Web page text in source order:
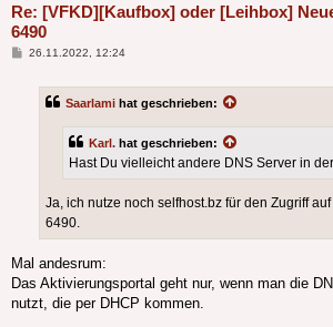
Re: [VFKD][Kaufbox] oder [Leihbox]
6490
Beitrag
26.11.2022, 12:24
Saarlami hat geschrieben:
Karl. hat geschrieben:
Hast Du vielleicht andere DNS Server in
Ja, ich nutze noch selfhost.bz für den Zugriff
6490.
Mal andesrum:
Das Aktivierungsportal geht nur, wenn man die
nutzt, die per DHCP kommen.